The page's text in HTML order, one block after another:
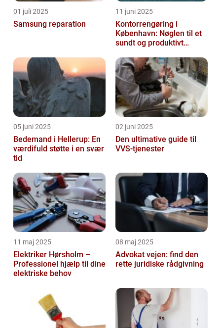
01 juli 2025
Samsung reparation
11 juni 2025
Kontorrengøring i
København: Nøglen til et
sundt og produktivt
05 juni 2025
Bedemand i Hellerup: En
værdifuld støtte i en svær
tid
02 juni 2025
Den ultimative guide til
VVS-tjenester
11 maj 2025
Elektriker Hørsholm –
Professionel hjælp til dine
elektriske behov
08 maj 2025
Advokat vejen: find den
rette juridiske rådgivning